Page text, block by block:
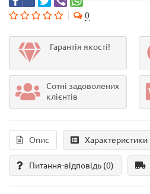
0
Гарантія якості!
Сотні задоволених
клієнтів
Опис Характеристики
Питання-відповідь (0)